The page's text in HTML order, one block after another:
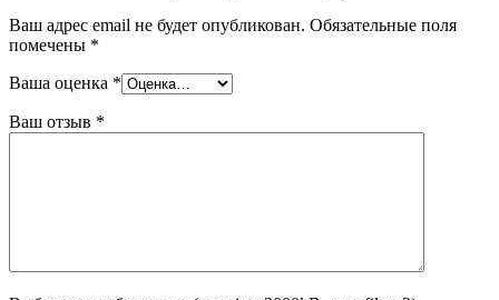
Ваш адрес email не будет опубликован. Обязательные поля
помечены *
Ваша оценка *
Ваш отзыв *